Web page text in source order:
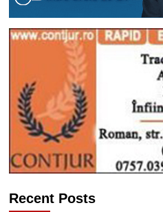
Recent Posts